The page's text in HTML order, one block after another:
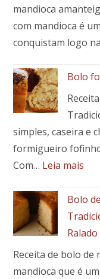
mandioca
com mandioca é
conquistam logo
Bolo
simples, caseira e
formigueiro
Com… Leia mais
Bolo
Ralado
Receita de bolo de
mandioca que é